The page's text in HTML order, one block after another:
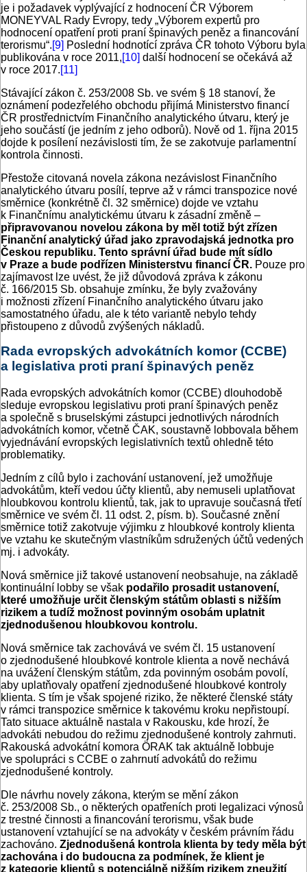
je i požadavek vyplývající z hodnocení ČR Výborem
MONEYVAL Rady Evropy, tedy „Výborem expertů pro
hodnocení opatření proti praní špinavých peněz a financování
terorismu“.[9] Poslední hodnotící zpráva ČR tohoto Výboru byla
publikována v roce 2011,[10] další hodnocení se očekává až
v roce 2017.[11]
Stávající zákon č. 253/2008 Sb. ve svém § 18 stanoví, že
oznámení podezřelého obchodu přijímá Ministerstvo financí
ČR prostřednictvím Finančního analytického útvaru, který je
jeho součástí (je jedním z jeho odborů). Nově od 1. října 2015
dojde k posílení nezávislosti tím, že se zakotvuje parlamentní
kontrola činnosti.
Přestože citovaná novela zákona nezávislost Finančního
analytického útvaru posílí, teprve až v rámci transpozice nové
směrnice (konkrétně čl. 32 směrnice) dojde ve vztahu
k Finančnímu analytickému útvaru k zásadní změně –
připravovanou novelou zákona by měl totiž být zřízen
Finanční analytický úřad jako zpravodajská jednotka pro
Českou republiku. Tento správní úřad bude mít sídlo
v Praze a bude podřízen Ministerstvu financí ČR. Pouze pro
zajímavost lze uvést, že již důvodová zpráva k zákonu
č. 166/2015 Sb. obsahuje zmínku, že byly zvažovány
i možnosti zřízení Finančního analytického útvaru jako
samostatného úřadu, ale k této variantě nebylo tehdy
přistoupeno z důvodů zvýšených nákladů.
Rada evropských advokátních komor (CCBE)
a legislativa proti praní špinavých peněz
Rada evropských advokátních komor (CCBE) dlouhodobě
sleduje evropskou legislativu proti praní špinavých peněz
a společně s bruselskými zástupci jednotlivých národních
advokátních komor, včetně ČAK, soustavně lobbovala během
vyjednávání evropských legislativních textů ohledně této
problematiky.
Jedním z cílů bylo i zachování ustanovení, jež umožňuje
advokátům, kteří vedou účty klientů, aby nemuseli uplatňovat
hloubkovou kontrolu klientů, tak, jak to upravuje současná třetí
směrnice ve svém čl. 11 odst. 2, písm. b). Současné znění
směrnice totiž zakotvuje výjimku z hloubkové kontroly klienta
ve vztahu ke skutečným vlastníkům sdružených účtů vedených
mj. i advokáty.
Nová směrnice již takové ustanovení neobsahuje, na základě
kontinuální lobby se však podařilo prosadit ustanovení,
které umožňuje určit členským státům oblasti s nižším
rizikem a tudíž možnost povinným osobám uplatnit
zjednodušenou hloubkovou kontrolu.
Nová směrnice tak zachovává ve svém čl. 15 ustanovení
o zjednodušené hloubkové kontrole klienta a nově nechává
na uvážení členským státům, zda povinným osobám povolí,
aby uplatňovaly opatření zjednodušené hloubkové kontroly
klienta. S tím je však spojené riziko, že některé členské státy
v rámci transpozice směrnice k takovému kroku nepřistoupí.
Tato situace aktuálně nastala v Rakousku, kde hrozí, že
advokáti nebudou do režimu zjednodušené kontroly zahrnuti.
Rakouská advokátní komora ÖRAK tak aktuálně lobbuje
ve spolupráci s CCBE o zahrnutí advokátů do režimu
zjednodušené kontroly.
Dle návrhu novely zákona, kterým se mění zákon
č. 253/2008 Sb., o některých opatřeních proti legalizaci výnosů
z trestné činnosti a financování terorismu, však bude
ustanovení vztahující se na advokáty v českém právním řádu
zachováno. Zjednodušená kontrola klienta by tedy měla být
zachována i do budoucna za podmínek, že klient je
z kategorie klientů s potenciálně nižším rizikem zneužití